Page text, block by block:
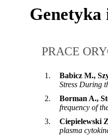
PRACE
1. Babicz M.,
Stress During
2.
Borman A.,
frequency of
3.
Ciepielewski
plasma